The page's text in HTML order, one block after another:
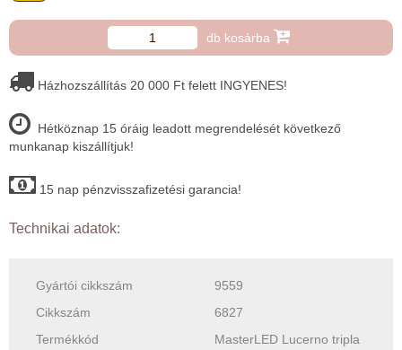
db kosárba
Házhozszállítás 20 000 Ft felett INGYENES!
Hétköznap 15 óráig leadott megrendelését következő
munkanap kiszállítjuk!
15 nap pénzvisszafizetési garancia!
Technikai adatok:
Gyártói cikkszám
9559
Cikkszám
6827
Termékkód
MasterLED Lucerno tripla